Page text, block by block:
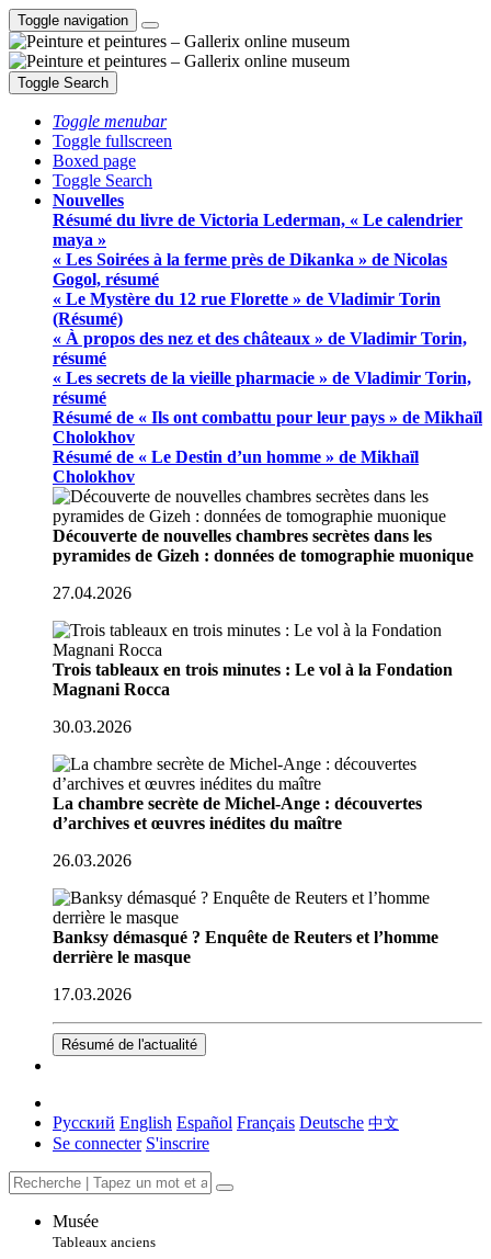
Toggle navigation
Toggle Search
Toggle menubar
Toggle fullscreen
Boxed page
Toggle Search
Nouvelles
Résumé du livre de Victoria Lederman, « Le calendrier
maya »
« Les Soirées à la ferme près de Dikanka » de Nicolas
Gogol, résumé
« Le Mystère du 12 rue Florette » de Vladimir Torin
(Résumé)
« À propos des nez et des châteaux » de Vladimir Torin,
résumé
« Les secrets de la vieille pharmacie » de Vladimir Torin,
résumé
Résumé de « Ils ont combattu pour leur pays » de Mikhaïl
Cholokhov
Résumé de « Le Destin d’un homme » de Mikhaïl
Cholokhov
Découverte de nouvelles chambres secrètes dans les
pyramides de Gizeh : données de tomographie muonique
27.04.2026
Trois tableaux en trois minutes : Le vol à la Fondation
Magnani Rocca
30.03.2026
La chambre secrète de Michel-Ange : découvertes
d’archives et œuvres inédites du maître
26.03.2026
Banksy démasqué ? Enquête de Reuters et l’homme
derrière le masque
17.03.2026
Résumé de l'actualité
Русский English Español Français Deutsche 中文
Se connecter S'inscrire
Musée
Tableaux anciens